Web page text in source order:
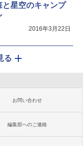
星空のキャンプ
2016年3月22日
る
お問い合わせ
編集部へのご連絡